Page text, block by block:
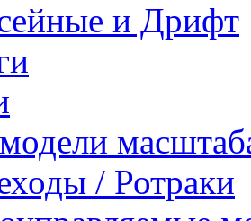
и Дрифт
/ Ротраки